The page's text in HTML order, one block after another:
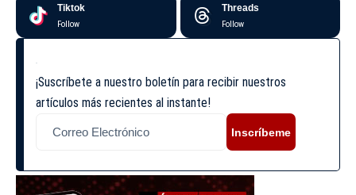
Tiktok
Follow
Threads
Follow
¡Suscríbete a nuestro boletín para recibir nuestros
artículos más recientes al instante!
Inscríbeme